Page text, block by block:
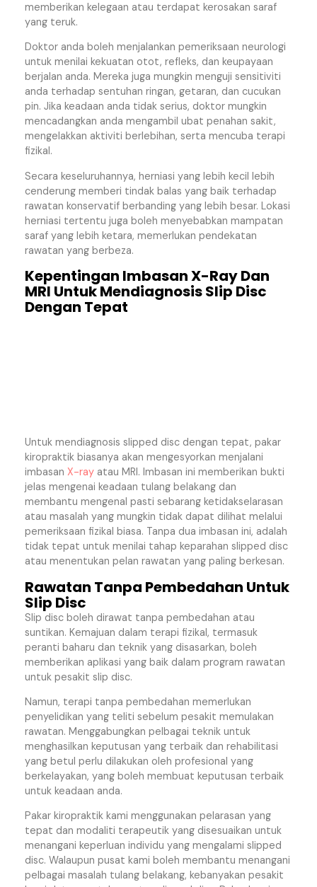
memberikan kelegaan atau terdapat kerosakan saraf
yang teruk.
Doktor anda boleh menjalankan pemeriksaan neurologi
untuk menilai kekuatan otot, refleks, dan keupayaan
berjalan anda. Mereka juga mungkin menguji sensitiviti
anda terhadap sentuhan ringan, getaran, dan cucukan
pin. Jika keadaan anda tidak serius, doktor mungkin
mencadangkan anda mengambil ubat penahan sakit,
mengelakkan aktiviti berlebihan, serta mencuba terapi
fizikal.
Secara keseluruhannya, herniasi yang lebih kecil lebih
cenderung memberi tindak balas yang baik terhadap
rawatan konservatif berbanding yang lebih besar. Lokasi
herniasi tertentu juga boleh menyebabkan mampatan
saraf yang lebih ketara, memerlukan pendekatan
rawatan yang berbeza.
Kepentingan Imbasan X-Ray Dan
MRI Untuk Mendiagnosis Slip Disc
Dengan Tepat
Untuk mendiagnosis slipped disc dengan tepat, pakar
kiropraktik biasanya akan mengesyorkan menjalani
imbasanX-ray atau MRI. Imbasan ini memberikan bukti
jelas mengenai keadaan tulang belakang dan
membantu mengenal pasti sebarang ketidakselarasan
atau masalah yang mungkin tidak dapat dilihat melalui
pemeriksaan fizikal biasa. Tanpa dua imbasan ini, adalah
tidak tepat untuk menilai tahap keparahan slipped disc
atau menentukan pelan rawatan yang paling berkesan.
Rawatan Tanpa Pembedahan Untuk
Slip Disc
Slip disc boleh dirawat tanpa pembedahan atau
suntikan. Kemajuan dalam terapi fizikal, termasuk
peranti baharu dan teknik yang disasarkan, boleh
memberikan aplikasi yang baik dalam program rawatan
untuk pesakit slip disc.
Namun, terapi tanpa pembedahan memerlukan
penyelidikan yang teliti sebelum pesakit memulakan
rawatan. Menggabungkan pelbagai teknik untuk
menghasilkan keputusan yang terbaik dan rehabilitasi
yang betul perlu dilakukan oleh profesional yang
berkelayakan, yang boleh membuat keputusan terbaik
untuk keadaan anda.
Pakar kiropraktik kami menggunakan pelarasan yang
tepat dan modaliti terapeutik yang disesuaikan untuk
menangani keperluan individu yang mengalami slipped
disc. Walaupun pusat kami boleh membantu menangani
pelbagai masalah tulang belakang, kebanyakan pesakit